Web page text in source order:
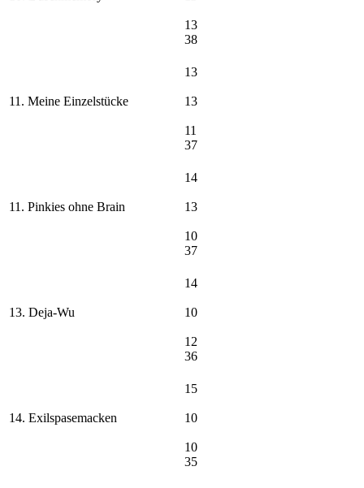
13
38
11. Meine Einzelstücke
13
13
11
37
11. Pinkies ohne Brain
14
13
10
37
13. Deja-Wu
14
10
12
36
14. Exilspasemacken
15
10
10
35